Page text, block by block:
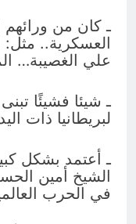
ـ كان من ورائهم
العسكرية.. مثل:
علي الغصيبة…
ـ شيئا فشيئًا
لبريطانيا ذات
ـ أعتمد بشكل
الشيخ أمين
في الحرب